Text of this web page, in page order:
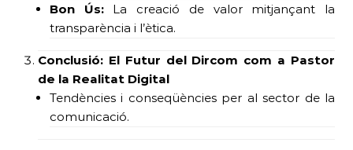
Bon Ús:La creació de valor mitjançant la
transparència i l’ètica.
Conclusió: El Futur del Dircom com a Pastor
de la Realitat Digital
Tendències i conseqüències per al sector de la
comunicació.